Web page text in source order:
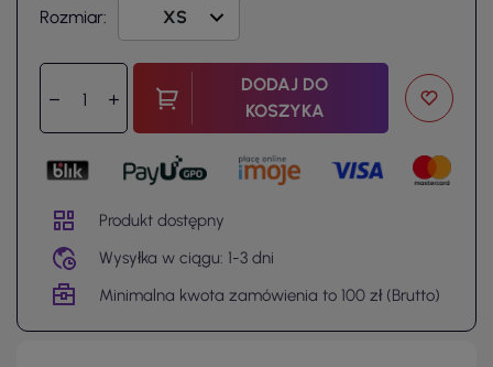
Rozmiar:
DODAJ DO
KOSZYKA
Produkt dostępny
Wysyłka w ciągu: 1-3 dni
Minimalna kwota zamówienia to 100 zł (Brutto)